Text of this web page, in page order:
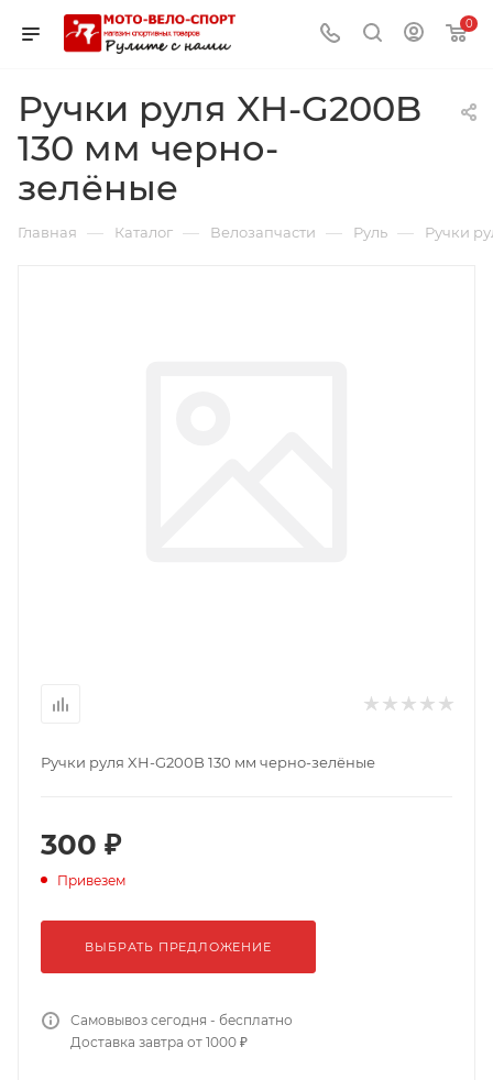
0
Ручки руля XH-G200B
130 мм черно-
зелёные
Главная — Каталог — Велозапчасти — Руль — Ручки
Ручки руля XH-G200B 130 мм черно-зелёные
300 ₽
Привезем
ВЫБРАТЬ ПРЕДЛОЖЕНИЕ
Самовывоз сегодня - бесплатно
Доставка завтра от 1000 ₽